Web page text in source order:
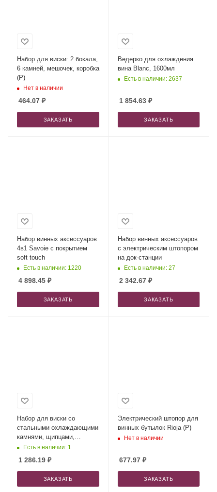
Набор для виски: 2 бокала,
6 камней, мешочек, коробка
(P)
Нет в наличии
464.07 ₽
ЗАКАЗАТЬ
Ведерко для охлаждения
вина Blanc, 1600мл
Есть в наличии: 2637
1 854.63₽
ЗАКАЗАТЬ
Набор винных аксессуаров
4в1 Savoie с покрытием
soft touch
Есть в наличии: 1220
4 898.45 ₽
ЗАКАЗАТЬ
Набор винных аксессуаров
с электрическим штопором
на док-станции
Есть в наличии: 27
2 342.67₽
ЗАКАЗАТЬ
Набор для виски со
стальными охлаждающими
камнями, щипцами,
мешочком в коробке,
кашированной картоном.
Есть в наличии: 1
1 286.19 ₽
ЗАКАЗАТЬ
Электрический штопор для
винных бутылок Rioja (P)
Нет в наличии
677.97₽
ЗАКАЗАТЬ